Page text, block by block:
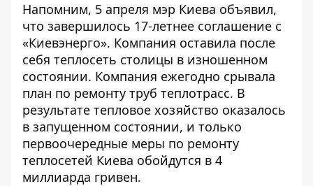
Напомним, 5 апреля мэр Киева объявил,
что завершилось 17-летнее соглашение с
«Киевэнерго». Компания оставила после
себя теплосеть столицы в изношенном
состоянии. Компания ежегодно срывала
план по ремонту труб теплотрасс. В
результате тепловое хозяйство оказалось
в запущенном состоянии, и только
первоочередные меры по ремонту
теплосетей Киева обойдутся в 4
миллиарда гривен.